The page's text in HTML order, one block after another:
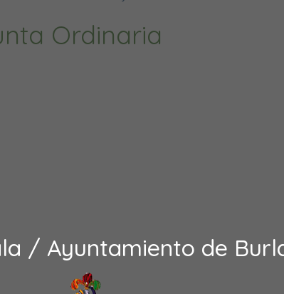
/ Ayuntamiento de
Ordinaria